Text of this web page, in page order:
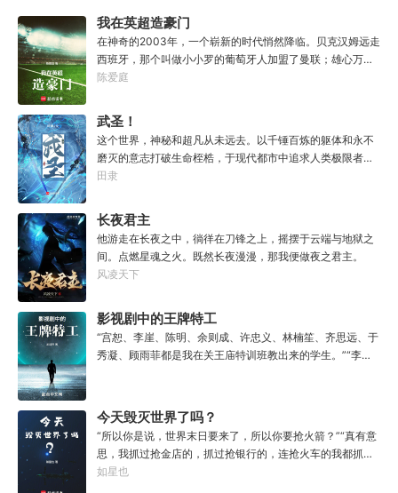
我在英超造豪门
在神奇的2003年，一个崭新的时代悄然降临。贝克汉姆远走
西班牙，那个叫做小小罗的葡萄牙人加盟了曼联；雄心万丈
的温格率领他的枪手军团，吹响了不败赛季的号角；斯坦福
下英才；在伦敦核心区的海德公园北门，刚从大学毕业的杨
诚继承了一家濒临破产的俱乐部，还有一块令所有人都垂涎
三尺的黄金地皮。“我绝对是有史以来最失败的穿越
者！”“但，我会带领我的球队，在英超，在欧洲，在全世
界，打下一片大大的疆土，让所有的豪门球队都匍匐在我们
陈爱庭
武圣！
这个世界，神秘和超凡从未远去。以千锤百炼的躯体和永不
磨灭的意志打破生命桎梏，于现代都市中追求人类极限者，
被称为：武道家！霓虹灯下，刀剑相交。广厦之巅，以拳会
限”的武道强者于苍穹下闯下如仙似神的名号，震古烁今，群
星闪耀！在这里，十年一届的“万邦武道会”直播是全球收视
率最高的节目，武道家为民族而战，为自己而战！在这里，
武道家用人类的血肉之躯和潜伏在黑暗中的魑魅魍魉，牛鬼
蛇神生死搏杀，守护家国文明！在这里，每一位真正的武道
田隶
长夜君主
他游走在长夜之中，徜徉在刀锋之上，摇摆于云端与地狱之
间。点燃星魂之火。既然长夜漫漫，那我便做夜之君主。
风凌天下
影视剧中的王牌特工
“宫恕、李崖、陈明、余则成、许忠义、林楠笙、齐思远、于
秀凝、顾雨菲都是我在关王庙特训班教出来的学生。”“李维
谁？”“我啊，他们都唤我老九。”“日本人那边，一直找的‘妇
好’就是我。”“嗯，我还有个代号，就是他们一直在找的‘喀秋
莎’。”
今天毁灭世界了吗？
“所以你是说，世界末日要来了，所以你要抢火箭？”“真有意
思，我抓过抢金店的，抓过抢银行的，连抢火车的我都抓
过，就是没抓过抢火箭的。”“你怎么想的？就算你真把火箭
如星也